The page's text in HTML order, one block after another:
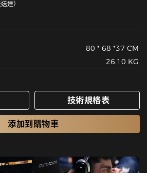
達）
80 * 68 *37 CM
26.10 KG
技術規格表
添加到購物車